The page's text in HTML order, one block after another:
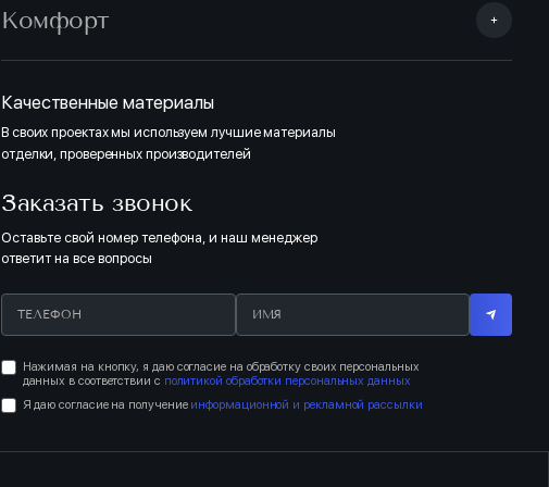
Комфорт
Качественные материалы
В своих проектах мы используем лучшие материалы
отделки, проверенных производителей
Заказать звонок
Оставьте свой номер телефона, и наш менеджер
ответит на все вопросы
Нажимая на кнопку, я даю согласие на обработку своих персональных
данных в соответствии с политикой обработки персональных данных
Я даю согласие на получение информационной и рекламной рассылки